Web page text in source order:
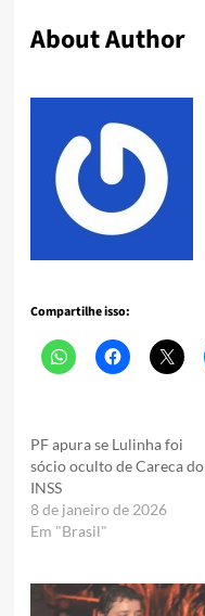
About Author
Compartilhe isso:
PF apura se Lulinha foi
sócio oculto de Careca do
INSS
8 de janeiro de 2026
Em "Brasil"